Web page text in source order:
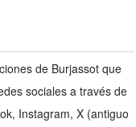
de Burjassot que
sociales a través de
Instagram, X (antiguo